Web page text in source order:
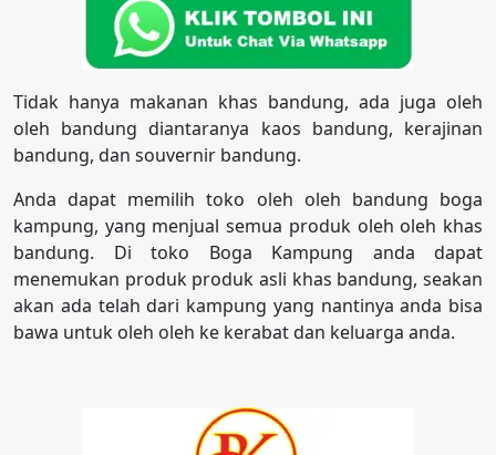
Tidak hanya makanan khas bandung, ada juga oleh
oleh bandung diantaranya kaos bandung, kerajinan
bandung, dan souvernir bandung.
Anda dapat memilih toko oleh oleh bandung boga
kampung, yang menjual semua produk oleh oleh khas
bandung. Di toko Boga Kampung anda dapat
menemukan produk produk asli khas bandung, seakan
akan ada telah dari kampung yang nantinya anda bisa
bawa untuk oleh oleh ke kerabat dan keluarga anda.